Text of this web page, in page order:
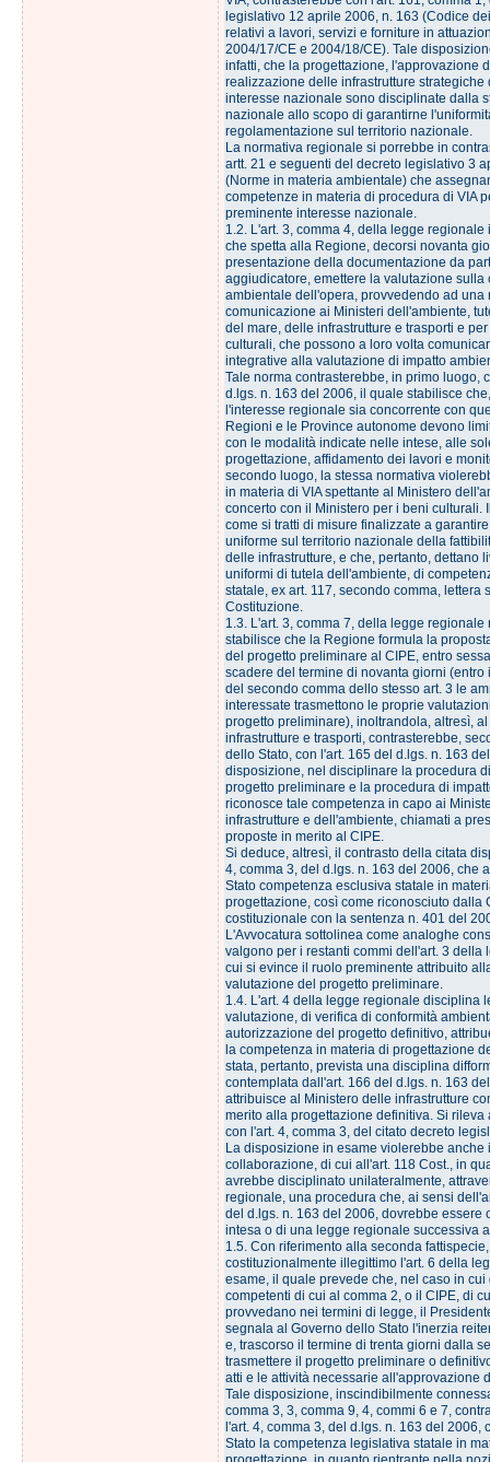
legislativo 12 aprile 2006, n. 163 (Codice
relativi a lavori, servizi e forniture in
2004/17/CE e 2004/18/CE). Tale
infatti, che la progettazione, l'approvazione
realizzazione delle infrastrutture strategiche
interesse nazionale sono disciplinate dalla
nazionale allo scopo di garantirne
regolamentazione sul territorio nazionale.
La normativa regionale si porrebbe in
artt. 21 e seguenti del decreto legislativo 3
(Norme in materia ambientale) che
competenze in materia di procedura di VIA
preminente interesse nazionale.
1.2. L'art. 3, comma 4, della legge regionale
che spetta alla Regione, decorsi novanta
presentazione della documentazione da
aggiudicatore, emettere la valutazione sulla
ambientale dell'opera, provvedendo ad una
comunicazione ai Ministeri dell'ambiente,
del mare, delle infrastrutture e trasporti e
culturali, che possono a loro volta
integrative alla valutazione di impatto
Tale norma contrasterebbe, in primo luogo,
d.lgs. n. 163 del 2006, il quale stabilisce
l'interesse regionale sia concorrente con
Regioni e le Province autonome devono
con le modalità indicate nelle intese, alle
progettazione, affidamento dei lavori e
secondo luogo, la stessa normativa
in materia di VIA spettante al Ministero
concerto con il Ministero per i beni culturali.
come si tratti di misure finalizzate a
uniforme sul territorio nazionale della
delle infrastrutture, e che, pertanto, dettano
uniformi di tutela dell'ambiente, di
statale, ex art. 117, secondo comma, lettera
Costituzione.
1.3. L'art. 3, comma 7, della legge regionale
stabilisce che la Regione formula la
del progetto preliminare al CIPE, entro
scadere del termine di novanta giorni (entro
del secondo comma dello stesso art. 3 le
interessate trasmettono le proprie
progetto preliminare), inoltrandola, altresì,
infrastrutture e trasporti, contrasterebbe,
dello Stato, con l'art. 165 del d.lgs. n. 163
disposizione, nel disciplinare la procedura
progetto preliminare e la procedura di
riconosce tale competenza in capo ai
infrastrutture e dell'ambiente, chiamati a
proposte in merito al CIPE.
Si deduce, altresì, il contrasto della citata
4, comma 3, del d.lgs. n. 163 del 2006, che
Stato competenza esclusiva statale in
progettazione, così come riconosciuto dalla
costituzionale con la sentenza n. 401 del
L'Avvocatura sottolinea come analoghe
valgono per i restanti commi dell'art. 3 della
cui si evince il ruolo preminente attribuito
valutazione del progetto preliminare.
1.4. L'art. 4 della legge regionale disciplina
valutazione, di verifica di conformità
autorizzazione del progetto definitivo,
la competenza in materia di progettazione
stata, pertanto, prevista una disciplina
contemplata dall'art. 166 del d.lgs. n. 163
attribuisce al Ministero delle infrastrutture
merito alla progettazione definitiva. Si rileva
con l'art. 4, comma 3, del citato decreto
La disposizione in esame violerebbe
collaborazione, di cui all'art. 118 Cost., in
avrebbe disciplinato unilateralmente,
regionale, una procedura che, ai sensi
del d.lgs. n. 163 del 2006, dovrebbe essere
intesa o di una legge regionale successiva
1.5. Con riferimento alla seconda
costituzionalmente illegittimo l'art. 6 della
esame, il quale prevede che, nel caso in cui
competenti di cui al comma 2, o il CIPE, di
provvedano nei termini di legge, il
segnala al Governo dello Stato l'inerzia
e, trascorso il termine di trenta giorni dalla
trasmettere il progetto preliminare o
atti e le attività necessarie all'approvazione
Tale disposizione, inscindibilmente
comma 3, 3, comma 9, 4, commi 6 e 7,
l'art. 4, comma 3, del d.lgs. n. 163 del 2006,
Stato la competenza legislativa statale in